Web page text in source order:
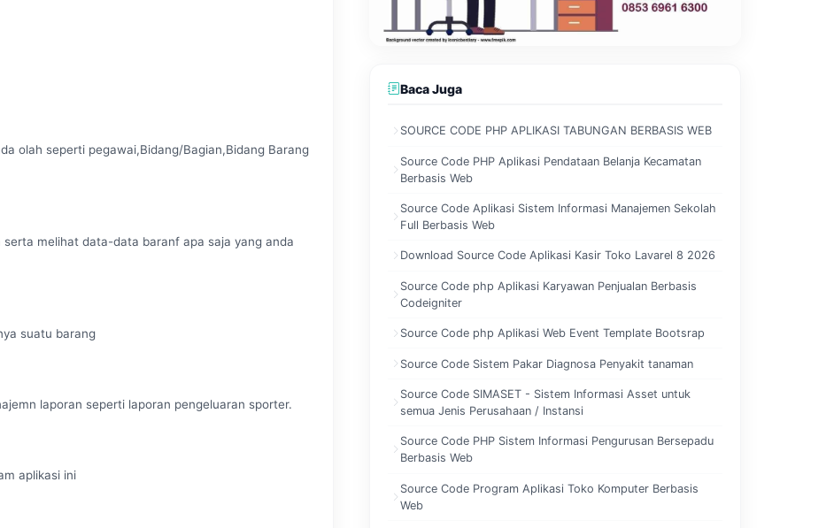
seperti pegawai,Bidang/Bagian,Bidang Barang
melihat data-data baranf apa saja yang anda
suatu barang
laporan seperti laporan pengeluaran sporter.
aplikasi ini
Baca Juga
SOURCE CODE PHP APLIKASI TABUNGAN BERBASIS WEB
Source Code PHP Aplikasi Pendataan Belanja Kecamatan
Berbasis Web
Source Code Aplikasi Sistem Informasi Manajemen Sekolah
Full Berbasis Web
Download Source Code Aplikasi Kasir Toko Lavarel 8 2026
Source Code php Aplikasi Karyawan Penjualan Berbasis
Codeigniter
Source Code php Aplikasi Web Event Template Bootsrap
Source Code Sistem Pakar Diagnosa Penyakit tanaman
Source Code SIMASET - Sistem Informasi Asset untuk
semua Jenis Perusahaan / Instansi
Source Code PHP Sistem Informasi Pengurusan Bersepadu
Berbasis Web
Source Code Program Aplikasi Toko Komputer Berbasis
Web